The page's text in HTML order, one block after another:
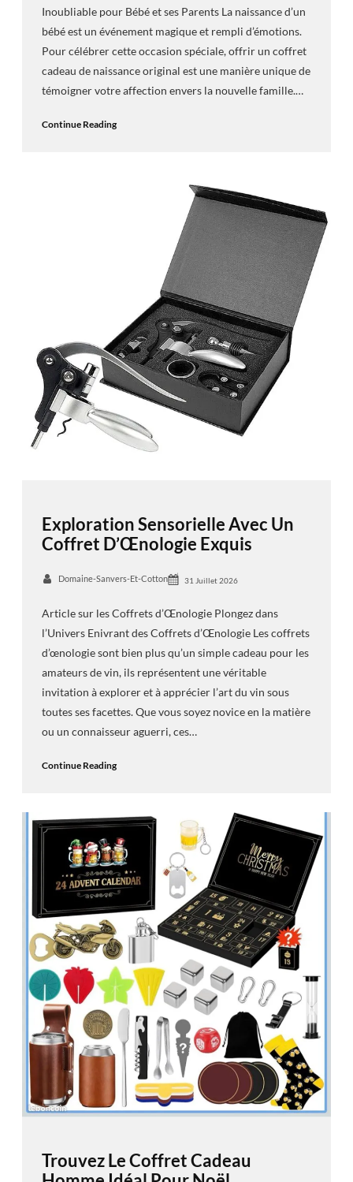
Inoubliable pour Bébé et ses Parents La naissance d’un
bébé est un événement magique et rempli d’émotions.
Pour célébrer cette occasion spéciale, offrir un coffret
cadeau de naissance original est une manière unique de
témoigner votre affection envers la nouvelle famille.…
Continue Reading
Exploration Sensorielle Avec Un
Coffret D’Œnologie Exquis
Domaine-Sanvers-Et-Cotton 31 Juillet 2026
Article sur les Coffrets d’Œnologie Plongez dans
l’Univers Enivrant des Coffrets d’Œnologie Les coffrets
d’œnologie sont bien plus qu’un simple cadeau pour les
amateurs de vin, ils représentent une véritable
invitation à explorer et à apprécier l’art du vin sous
toutes ses facettes. Que vous soyez novice en la matière
ou un connaisseur aguerri, ces…
Continue Reading
Trouvez Le Coffret Cadeau